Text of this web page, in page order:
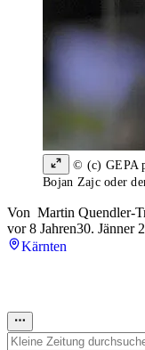
© (c) GEPA
Bojan Zajc oder
Von Martin Quendler-
vor 8 Jahren30. Jänner
Kärnten